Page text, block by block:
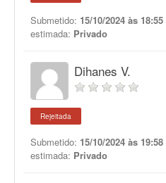
Submetido: 15/10/2024 às 18:55
estimada: Privado
Dihanes V.
Rejeitada
Submetido: 15/10/2024 às 19:58
estimada: Privado